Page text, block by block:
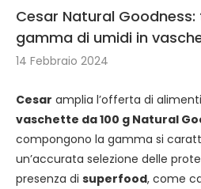
Cesar Natural
gamma di umidi in
14 Febbraio 2024
Cesar amplia l’offerta di
vaschette da 100 g Natural
compongono la gamma si
un’accurata selezione delle
presenza di superfood, come